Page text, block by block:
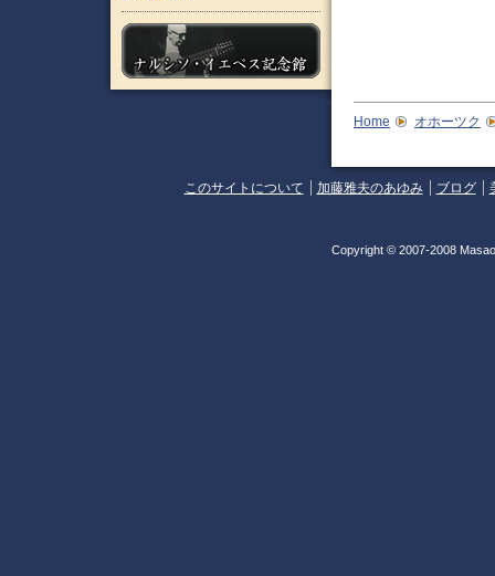
Home オホーツク
このサイトについて 加藤雅夫のあゆみ ブログ
Copyright © 2007-2008